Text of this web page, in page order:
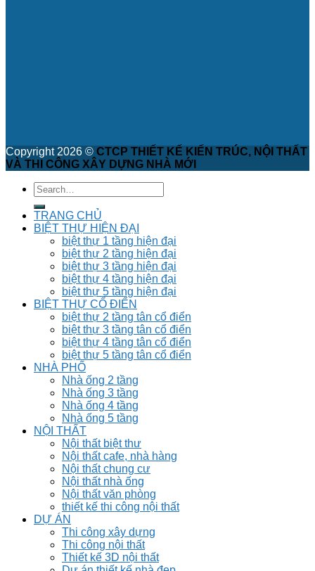
Copyright 2026 © CTCP THIẾT KẾ KIẾN TRÚC, NỘI THẤT
VÀ THI CÔNG XÂY DỰNG NHÀ MỚI
TRANG CHỦ
BIỆT THỰ HIỆN ĐẠI
biệt thự 1 tầng hiện đại
biệt thự 2 tầng hiện đại
biệt thự 3 tầng hiện đại
biệt thự 4 tầng hiện đại
biệt thự 5 tầng hiện đại
BIỆT THỰ CỔ ĐIỂN
biệt thự 2 tầng tân cổ điển
biệt thự 3 tầng tân cổ điển
biệt thự 4 tầng tân cổ điển
biệt thự 5 tầng tân cổ điển
NHÀ PHỐ
Nhà ống 2 tầng
Nhà ống 3 tầng
Nhà ống 4 tầng
Nhà ống 5 tầng
NỘI THẤT
Nội thất biệt thư
Nội thất cafe, nhà hàng
Nội thất chung cư
Nội thất nhà ống
Nội thất văn phòng
thiết kế thi công nội thất
DỰ ÁN
Thi công xây dựng
Thi công nội thất
Thiết kế 3D nội thất